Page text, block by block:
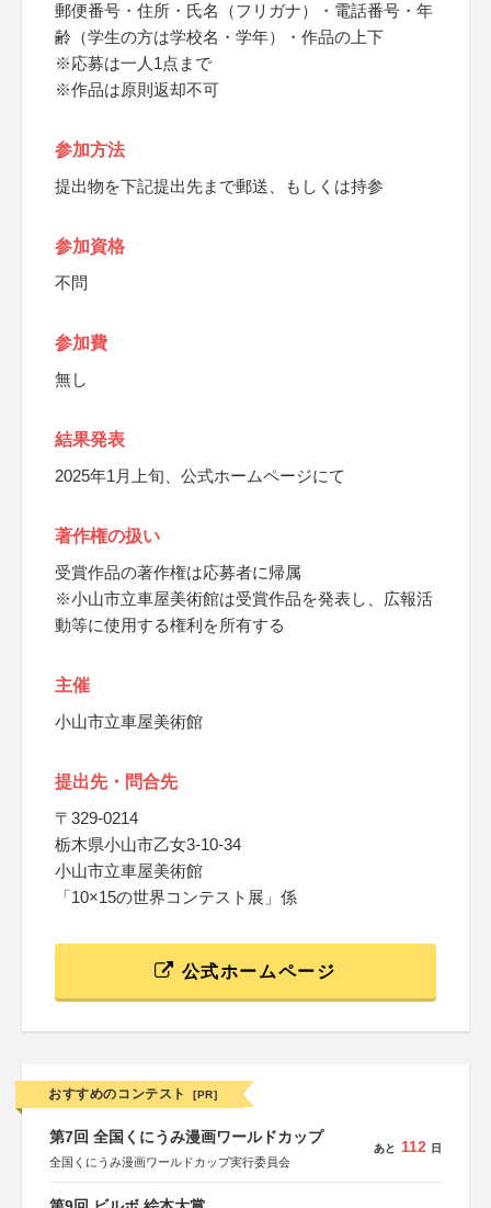
郵便番号・住所・氏名（フリガナ）・電話番号・年
齢（学生の方は学校名・学年）・作品の上下
※応募は一人1点まで
※作品は原則返却不可
参加方法
提出物を下記提出先まで郵送、もしくは持参
参加資格
不問
参加費
無し
結果発表
2025年1月上旬、公式ホームページにて
著作権の扱い
受賞作品の著作権は応募者に帰属
※小山市立車屋美術館は受賞作品を発表し、広報活
動等に使用する権利を所有する
主催
小山市立車屋美術館
提出先・問合先
〒329-0214
栃木県小山市乙女3-10-34
小山市立車屋美術館
「10×15の世界コンテスト展」係
公式ホームページ
おすすめのコンテスト [PR]
第7回 全国くにうみ漫画ワールドカップ
全国くにうみ漫画ワールドカップ実行委員会
あと 112 日